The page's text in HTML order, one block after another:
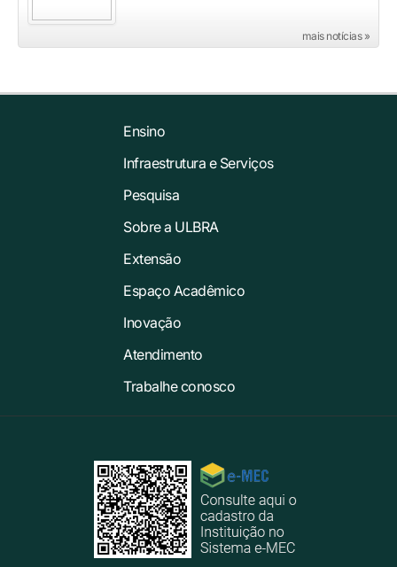
mais notícias »
Ensino
Infraestrutura e Serviços
Pesquisa
Sobre a ULBRA
Extensão
Espaço Acadêmico
Inovação
Atendimento
Trabalhe conosco